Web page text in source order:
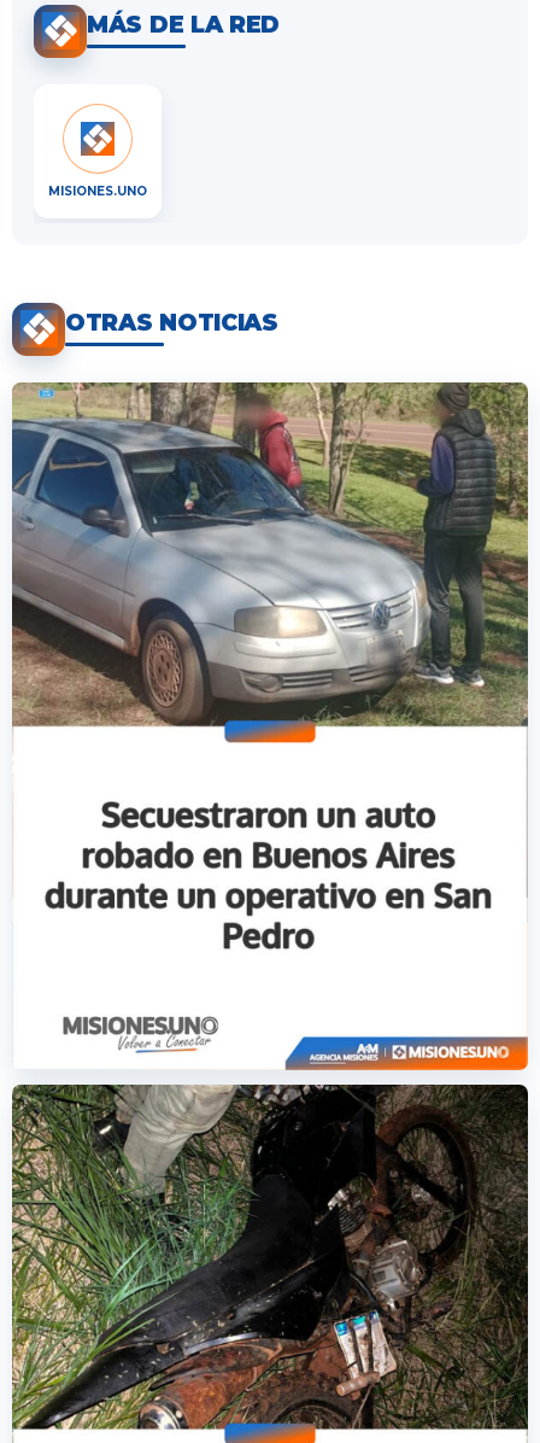
MÁS DE LA RED
MISIONES.UNO
OTRAS NOTICIAS